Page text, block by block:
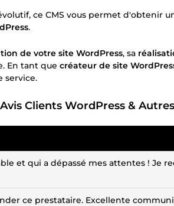
ce CMS vous permet d'obtenir
.
de votre site WordPress, sa
En tant que créateur de site
service.
Clients WordPress &
et qui a dépassé mes attentes ! Je
ce prestataire. Excellente